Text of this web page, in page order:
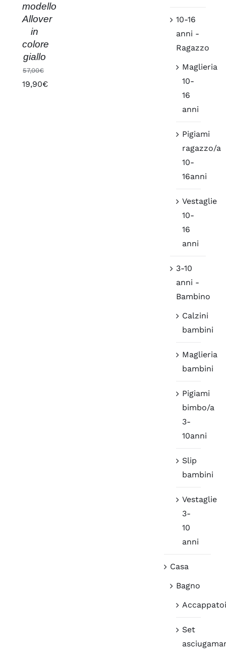
modello
Allover
in
colore
giallo
57,00€
Il
19,90€
10-16
anni -
Ragazzo
Maglieria
10-
16
anni
Pigiami
ragazzo/a
10-
16anni
Vestaglie
10-
16
anni
3-10
anni -
Bambino
Calzini
bambini
Maglieria
bambini
Pigiami
bimbo/a
3-
10anni
Slip
bambini
Vestaglie
3-
10
anni
Casa
Bagno
Accappatoi
Set